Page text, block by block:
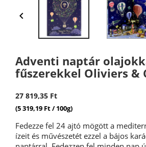

Adventi naptár
fűszerekkel Oliviers &
27 819,35 Ft
(5 319,19 Ft / 100g)
Fedezze fel 24 ajtó mögött a
ízeit és művészetét ezzel a bájos